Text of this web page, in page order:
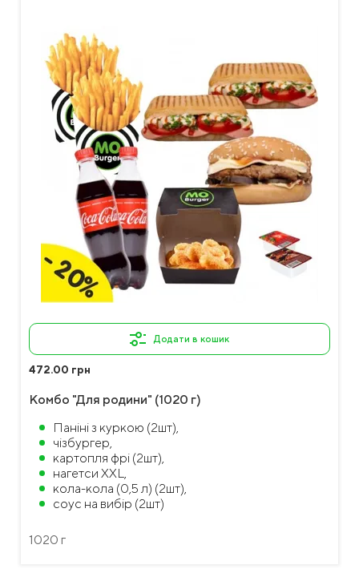
Додати в кошик
472.00 грн
Комбо "Для родини" (1020 г)
Паніні з куркою (2шт),
чізбургер,
картопля фрі (2шт),
нагетси XXL,
кола-кола (0,5 л) (2шт),
соус на вибір (2шт)
1020 г